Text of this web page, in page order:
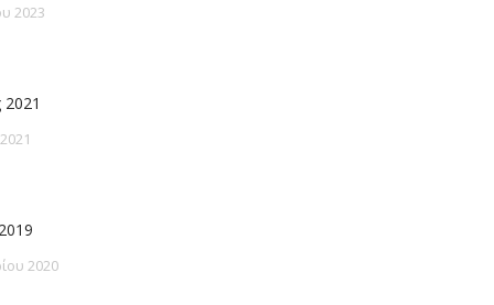
2023
2021
2020